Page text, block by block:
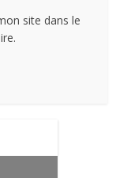
site dans le